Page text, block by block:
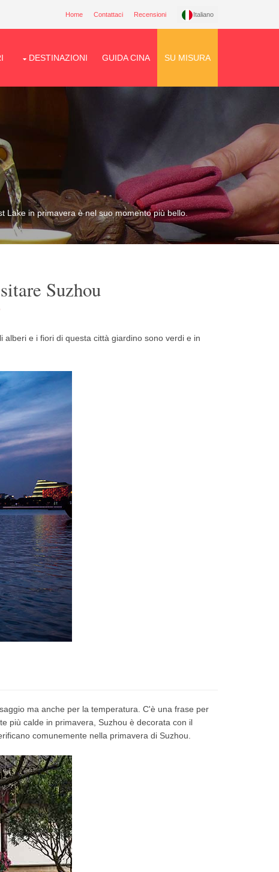
Home Contattaci Recensioni Italiano
DESTINAZIONI GUIDA CINA SU MISURA
Lake in primavera è nel suo momento più bello.
Suzhou
alberi e i fiori di questa città giardino sono verdi e in
ma anche per la temperatura. C'è una frase per
più calde in primavera, Suzhou è decorata con il
comunemente nella primavera di Suzhou.